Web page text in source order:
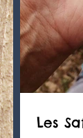
Les